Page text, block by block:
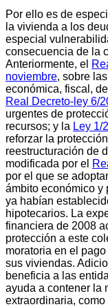
Por ello es de
la vivienda a los
especial
consecuencia de la
Anteriormente, el
noviembre, sobre
económica, fiscal,
Real Decreto-ley 6/
urgentes de
recursos; y la Ley 1/
reforzar la
reestructuración de
modificada por el
por el que se
ámbito económico y
ya habían
hipotecarios. La
financiera de 2008
protección a este
moratoria en el
sus viviendas.
beneficia a las
ayuda a contener la
extraordinaria, como